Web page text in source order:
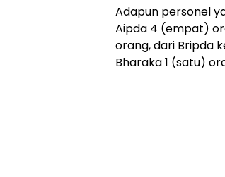
Adapun personel
Aipda 4 (empat)
orang, dari Bripda
Bharaka 1 (satu)